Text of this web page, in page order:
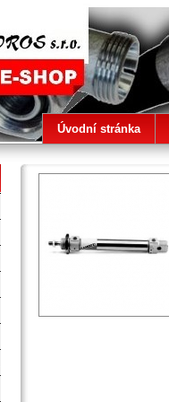
Úvodní stránka